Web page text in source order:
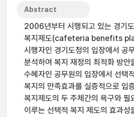
Abstract
2006년부터 시행되고 있는 경기
복지제도(cafeteria benefits
시행자인 경기도청의 입장에서 공
분석하여 복지 재정의 최적화 방안
수혜자인 공무원의 입장에서 선택
복지의 만족효과를 실증적으로 입
복지제도의 두 주체간의 욕구와 필
이루는 선택적 복지 제도의 효과성